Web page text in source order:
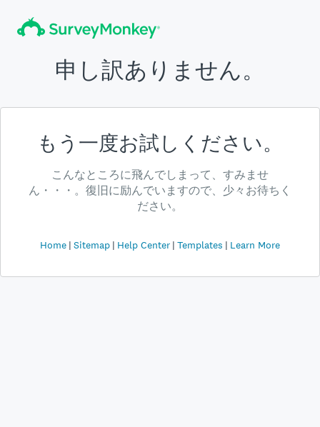
申し訳ありません。
もう一度お試しください。
こんなところに飛んでしまって、すみませ
ん・・・。復旧に励んでいますので、少々お待ちく
ださい。
Home Sitemap Help Center Templates Learn More